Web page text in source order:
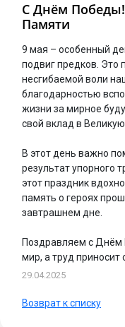
С Днём
Памяти
9 мая – особенный
подвиг предков. Это
несгибаемой воли
благодарностью
жизни за мирное
свой вклад в
В этот день важно
результат упорного
этот праздник
память о героях
завтрашнем дне.
Поздравляем с Днём
мир, а труд приносит
29.04.2025
Возврат к списку